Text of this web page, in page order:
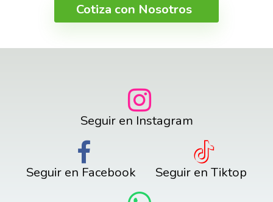
Cotiza con Nosotros
Seguir en Instagram
Seguir en Facebook Seguir en Tiktop